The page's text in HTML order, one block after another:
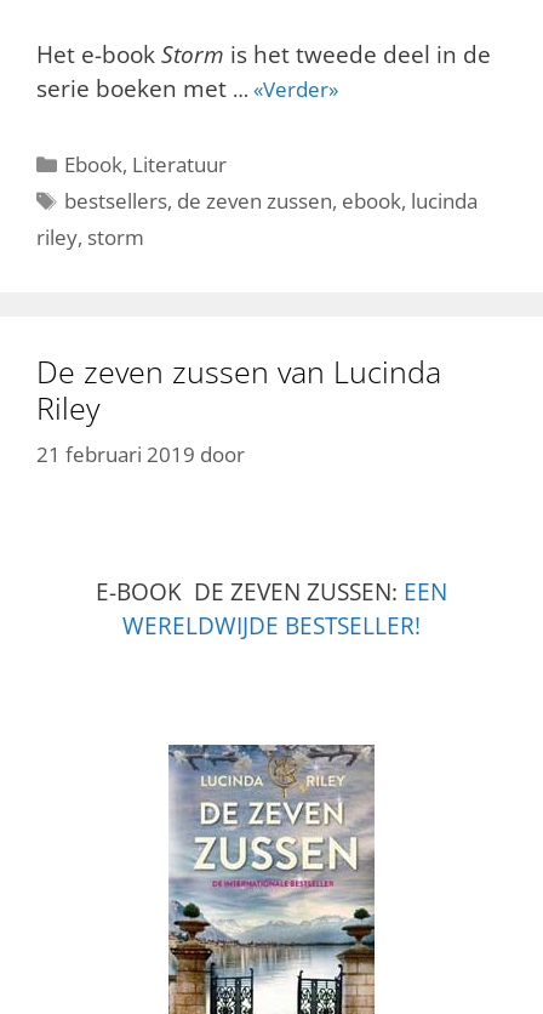
Het e-book Storm is het tweede deel in de
serie boeken met … «Verder»
Categorieën
Ebook, Literatuur
Tags
bestsellers, de zeven zussen, ebook, lucinda
riley, storm
De zeven zussen van Lucinda
Riley
21 februari 2019 door
E-BOOK DE ZEVEN ZUSSEN: EEN
WERELDWIJDE BESTSELLER!